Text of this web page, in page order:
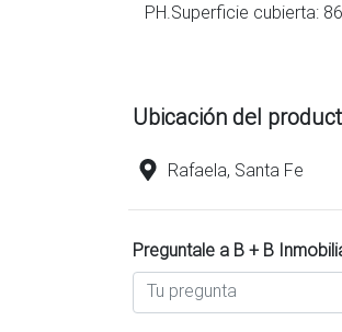
PH.Superficie cubierta:
Ubicación del
Rafaela, Santa Fe
Preguntale a B + B